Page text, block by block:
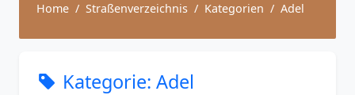
Home Straßenverzeichnis Kategorien Adel
Kategorie: Adel